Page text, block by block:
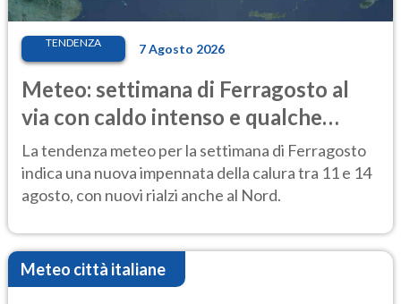
TENDENZA 7 Agosto 2026
Meteo: settimana di Ferragosto al
via con caldo intenso e qualche
temporale
La tendenza meteo per la settimana di Ferragosto
indica una nuova impennata della calura tra 11 e 14
agosto, con nuovi rialzi anche al Nord.
Meteo città italiane